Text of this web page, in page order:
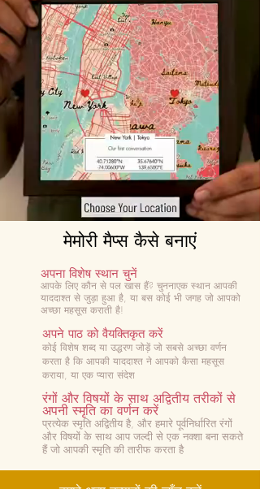
मेमोरी मैप्स कैसे बनाएं
अपना विशेष स्थान चुनें
आपके लिए कौन से पल खास हैं? चुननाएक स्थान आपकी
याददाश्त से जुड़ा हुआ है, या बस कोई भी जगह जो आपको
अच्छा महसूस कराती है!
अपने पाठ को वैयक्तिकृत करें
कोई विशेष शब्द या उद्धरण जोड़ें जो सबसे अच्छा वर्णन
करता है कि आपकी याददाश्त ने आपको कैसा महसूस
कराया, या एक प्यारा संदेश
रंगों और विषयों के साथ अद्वितीय तरीकों से
अपनी स्मृति का वर्णन करें
प्रत्येक स्मृति अद्वितीय है, और हमारे पूर्वनिर्धारित रंगों
और विषयों के साथ आप जल्दी से एक नक्शा बना सकते
हैं जो आपकी स्मृति की तारीफ करता है